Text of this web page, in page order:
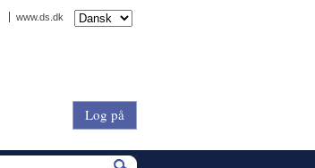
www.ds.dk
Log på